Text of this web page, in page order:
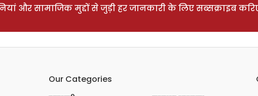
और सामाजिक मुद्दों से जुड़ी हर जानकारी के लिए सब्सक्राइब
Our Categories